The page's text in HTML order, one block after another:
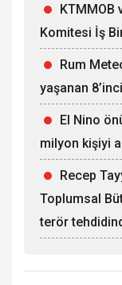
KTMMOB
Komitesi İş
Rum
yaşanan
El Nino
milyon kişiyi
Recep
Toplumsal
terör